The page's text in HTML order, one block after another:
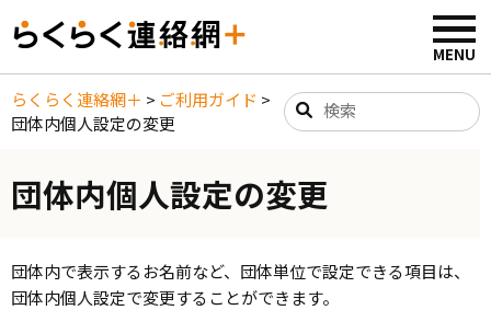
らくらく連絡網＋ > ご利用ガイド >
団体内個人設定の変更
団体内個人設定の変更
団体内で表示するお名前など、団体単位で設定できる項目は、
団体内個人設定で変更することができます。